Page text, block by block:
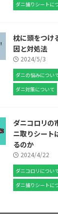
ダニ捕りシートに
枕に頭をつけ
因と対処法
2024/5/3
ダニの悩みについ
ダニ対策について
ダニコロリの
ニ取りシート
るのか
2024/4/22
ダニコロリについ
ダニ捕りシートに